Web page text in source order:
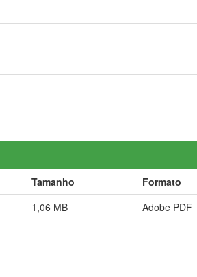
Tamanho
Formato
1,06 MB Adobe PDF